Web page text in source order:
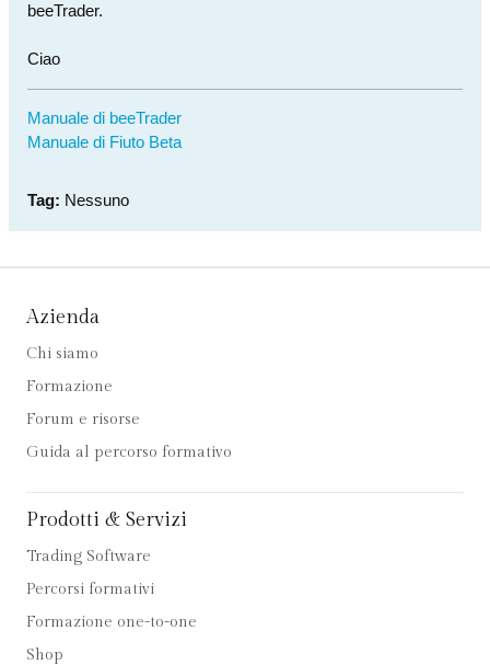
beeTrader.
Ciao
Manuale di beeTrader
Manuale di Fiuto Beta
Tag: Nessuno
Azienda
Chi siamo
Formazione
Forum e risorse
Guida al percorso formativo
Prodotti & Servizi
Trading Software
Percorsi formativi
Formazione one-to-one
Shop